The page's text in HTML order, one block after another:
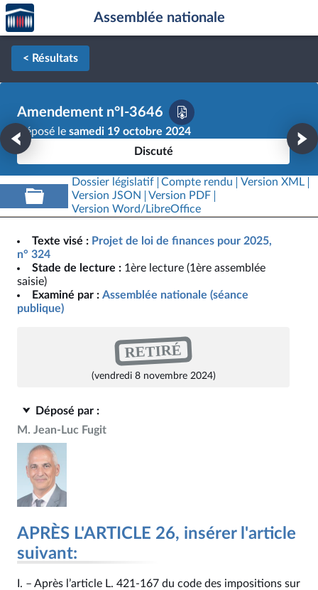
Aller au contenu
Aller en bas de la page
Accèder
à la
page
d'accueil
Assemblée nationale
< Résultats
Amendement n°I-3646
Déposé le samedi 19 octobre 2024
Discuté
Dossier législatif Compte rendu
Version XML
Version JSON
Version PDF
Version Word/LibreOffice
Texte visé : Projet de loi de finances pour 2025,
n° 324
Stade de lecture : 1ère lecture (1ère assemblée
saisie)
Examiné par : Assemblée nationale (séance
publique)
RETIRÉ
(vendredi 8 novembre 2024)
Déposé par :
M. Jean-Luc Fugit
APRÈS L'ARTICLE 26, insérer l'article
suivant:
I. – Après l’article L. 421‑167 du code des impositions sur